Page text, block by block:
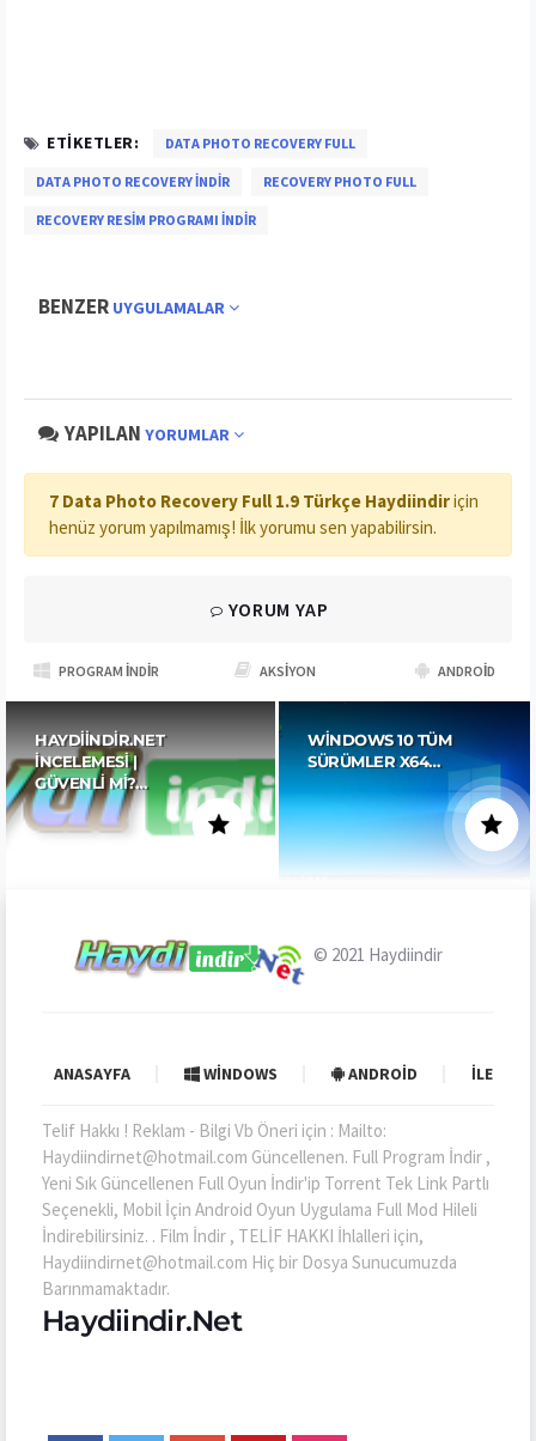
PROGRAM İNDIR AKSIYON ANDROID
HAYDIINDIR.NET
İNCELEMESI |
GÜVENLI MI?…
WINDOWS 10 TÜM
SÜRÜMLER X64…
ETIKETLER: DATA PHOTO RECOVERY FULL
DATA PHOTO RECOVERY INDIR RECOVERY PHOTO FULL
RECOVERY RESIM PROGRAMI INDIR
BENZER UYGULAMALAR
YAPILAN YORUMLAR
7 Data Photo Recovery Full 1.9 Türkçe Haydiindiriçin
henüz yorum yapılmamış! İlk yorumu sen yapabilirsin.
YORUM YAP
© 2021 Haydiindir
ANASAYFA WINDOWS ANDROID İLETIŞIM
Telif Hakkı ! Reklam - Bilgi Vb Öneri için : Mailto:
Haydiindirnet@hotmail.com Güncellenen. Full Program İndir ,
Yeni Sık Güncellenen Full Oyun İndir'ip Torrent Tek Link Partlı
Seçenekli, Mobil İçin Android Oyun Uygulama Full Mod Hileli
İndirebilirsiniz. . Film İndir , TELİF HAKKI İhlalleri için,
Haydiindirnet@hotmail.com Hiç bir Dosya Sunucumuzda
Barınmamaktadır.
Haydiindir.Net